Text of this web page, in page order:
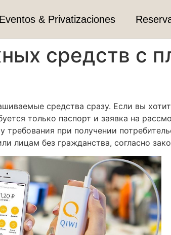
Eventos & Privatizaciones
средств с
средства сразу. Если вы
только паспорт и заявка на
при получении
без гражданства, согласно